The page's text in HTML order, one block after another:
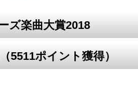
ズ楽曲大賞2018
5511ポイント獲得）